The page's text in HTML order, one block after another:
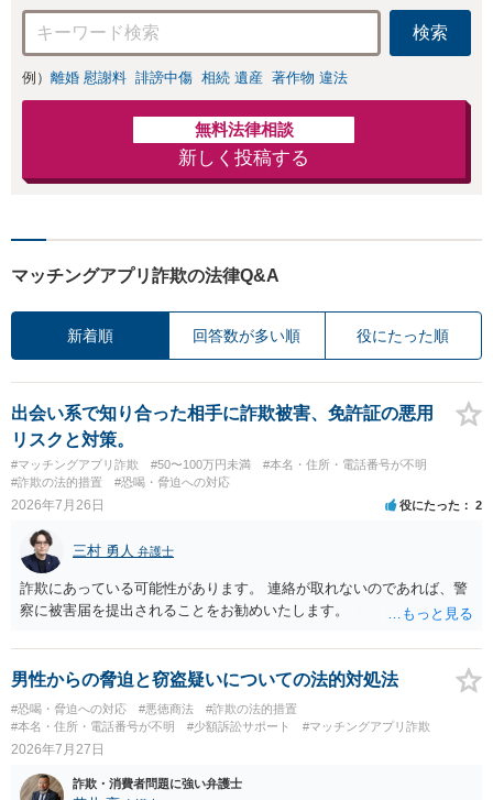
検索
例） 離婚 慰謝料 誹謗中傷 相続 遺産 著作物 違法
無料法律相談
新しく投稿する
マッチングアプリ詐欺の法律Q&A
新着順 回答数が多い順 役にたった順
出会い系で知り合った相手に詐欺被害、免許証の悪用
リスクと対策。
#マッチングアプリ詐欺 #50〜100万円未満
#本名・住所・電話番号が不明
#詐欺の法的措置
#恐喝・脅迫への対応
2026年7月26日 役にたった 2
三村 勇人 弁護士
詐欺にあっている可能性があります。 連絡が取れないのであれば、警
察に被害届を提出されることをお勧めいたします。
男性からの脅迫と窃盗疑いについての法的対処法
#恐喝・脅迫への対応 #悪徳商法
#詐欺の法的措置
#本名・住所・電話番号が不明
#少額訴訟サポート #マッチングアプリ詐欺
2026年7月27日
詐欺・消費者問題に強い弁護士